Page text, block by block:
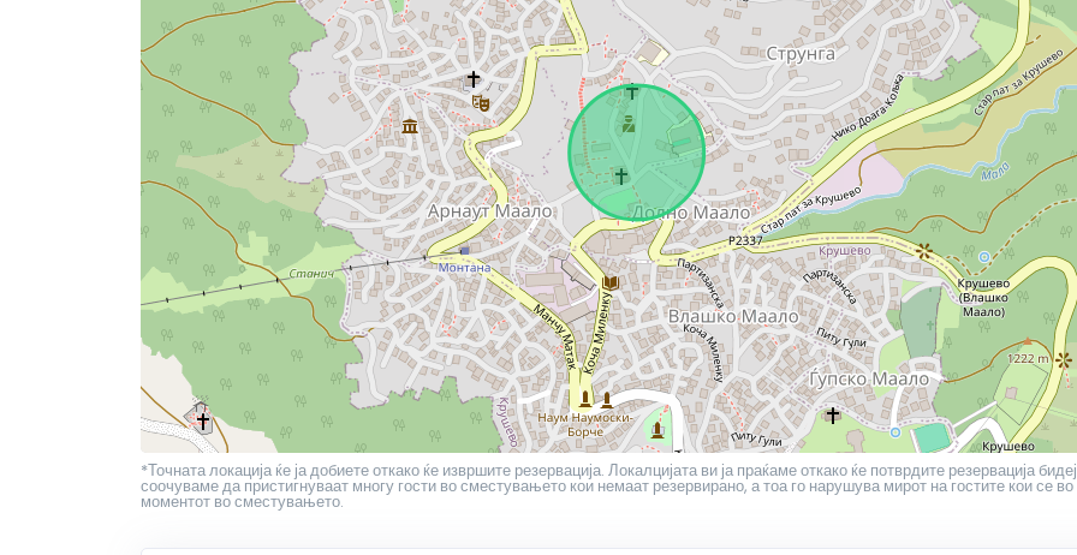
*Точната локација ќе ја добиете откако ќе извршите резервација. Локалцијата ви ја праќаме откако ќе потврдите резервација
соочуваме да пристигнуваат многу гости во сместувањето кои немаат резервирано, а тоа го нарушува мирот на гостите кои се во
моментот во сместувањето.